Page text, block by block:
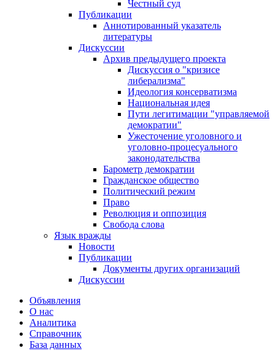
Честный суд
Публикации
Аннотированный указатель
литературы
Дискуссии
Архив предыдущего проекта
Дискуссия о "кризисе
либерализма"
Идеология консерватизма
Национальная идея
Пути легитимации "управляемой
демократии"
Ужесточение уголовного и
уголовно-процесуального
законодательства
Барометр демократии
Гражданское общество
Политический режим
Право
Революция и оппозиция
Свобода слова
Язык вражды
Новости
Публикации
Документы других организаций
Дискуссии
Объявления
О нас
Аналитика
Справочник
База данных